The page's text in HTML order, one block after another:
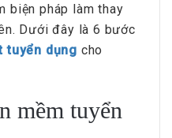
biện pháp làm thay
Dưới đây là 6 bước
tuyển dụng cho
mềm tuyển